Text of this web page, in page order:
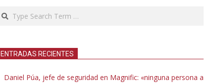
Search
ENTRADAS RECIENTES
Daniel Púa, jefe de seguridad en Magnific: «ninguna persona a